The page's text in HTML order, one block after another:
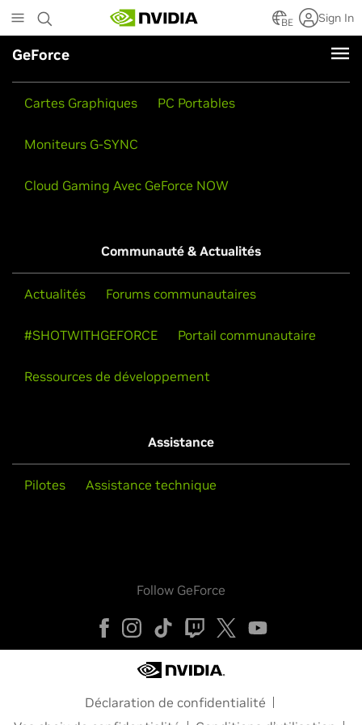
to
main
content
BE Sign In
GeForce
Cartes Graphiques PC Portables
Moniteurs G-SYNC
Cloud Gaming Avec GeForce NOW
Communauté & Actualités
Actualités Forums communautaires
#SHOTWITHGEFORCE Portail communautaire
Ressources de développement
Assistance
Pilotes Assistance technique
Follow GeForce
Déclaration de confidentialité